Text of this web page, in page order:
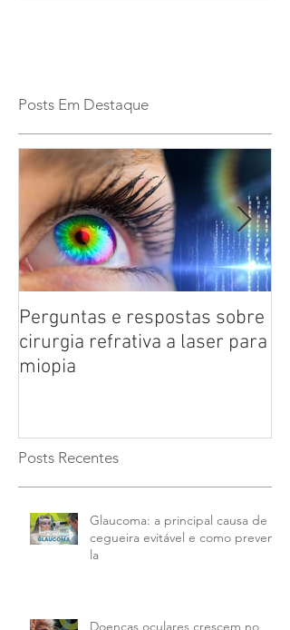
Posts Em Destaque
Perguntas e respostas sobre
cirurgia refrativa a laser para
miopia
Posts Recentes
Glaucoma: a principal causa de
cegueira evitável e como preveni-
la
Doenças oculares crescem no